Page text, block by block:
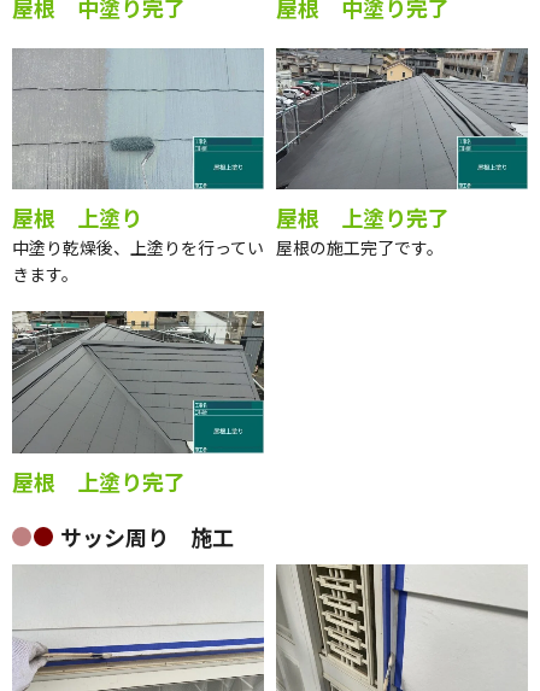
屋根 中塗り完了 屋根 中塗り完了
屋根 上塗り
中塗り乾燥後、上塗りを行ってい
きます。
屋根 上塗り完了
屋根の施工完了です。
屋根 上塗り完了
サッシ周り 施工